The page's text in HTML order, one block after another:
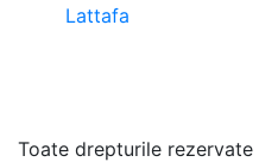
Lattafa
Toate drepturile rezervate